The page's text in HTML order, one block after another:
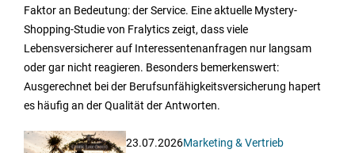
Faktor an Bedeutung: der Service. Eine aktuelle Mystery-
Shopping-Studie von Fralytics zeigt, dass viele
Lebensversicherer auf Interessentenanfragen nur langsam
oder gar nicht reagieren. Besonders bemerkenswert:
Ausgerechnet bei der Berufsunfähigkeitsversicherung hapert
es häufig an der Qualität der Antworten.
23.07.2026Marketing & Vertrieb